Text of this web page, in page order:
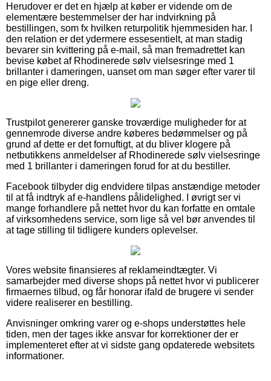
Herudover er det en hjælp at køber er vidende om de
elementære bestemmelser der har indvirkning på
bestillingen, som fx hvilken returpolitik hjemmesiden har. I
den relation er det ydermere essesentielt, at man stadig
bevarer sin kvittering på e-mail, så man fremadrettet kan
bevise købet af Rhodinerede sølv vielsesringe med 1
brillanter i dameringen, uanset om man søger efter varer til
en pige eller dreng.
Trustpilot genererer ganske troværdige muligheder for at
gennemrode diverse andre køberes bedømmelser og på
grund af dette er det fornuftigt, at du bliver klogere på
netbutikkens anmeldelser af Rhodinerede sølv vielsesringe
med 1 brillanter i dameringen forud for at du bestiller.
Facebook tilbyder dig endvidere tilpas anstændige metoder
til at få indtryk af e-handlens pålidelighed. I øvrigt ser vi
mange forhandlere på nettet hvor du kan forfatte en omtale
af virksomhedens service, som lige så vel bør anvendes til
at tage stilling til tidligere kunders oplevelser.
Vores website finansieres af reklameindtægter. Vi
samarbejder med diverse shops på nettet hvor vi publicerer
firmaernes tilbud, og får honorar ifald de brugere vi sender
videre realiserer en bestilling.
Anvisninger omkring varer og e-shops understøttes hele
tiden, men der tages ikke ansvar for korrektioner der er
implementeret efter at vi sidste gang opdaterede websitets
informationer.